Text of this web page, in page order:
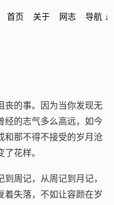
首页 关于 网志 导航 ↓
丧的事。因为当你发现无
经的志气多么高远，如今
和那不得不接受的岁月沧
花样。
周记，从周记到月记，
着失落，不如让容颜在岁